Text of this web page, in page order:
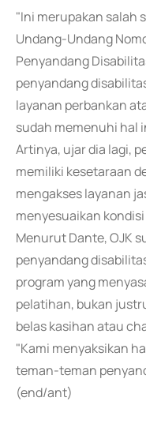
"Ini merupakan salah
Undang-Undang
Penyandang
penyandang
layanan perbankan
sudah memenuhi hal
Artinya, ujar dia lagi,
memiliki kesetaraan
mengakses layanan
menyesuaikan
Menurut Dante, OJK
penyandang
program yang
pelatihan, bukan
belas kasihan atau
"Kami menyaksikan
teman-teman
(end/ant)